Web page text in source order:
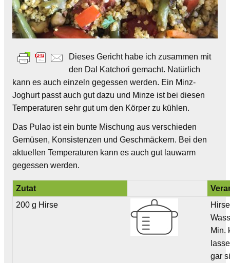
Dieses Gericht habe ich zusammen mit
den Dal Katchori gemacht. Natürlich
kann es auch einzeln gegessen werden. Ein Minz-
Joghurt passt auch gut dazu und Minze ist bei diesen
Temperaturen sehr gut um den Körper zu kühlen.
Das Pulao ist ein bunte Mischung aus verschieden
Gemüsen, Konsistenzen und Geschmäckern. Bei den
aktuellen Temperaturen kann es auch gut lauwarm
gegessen werden.
Zutat
200 g Hirse
Min.
gar